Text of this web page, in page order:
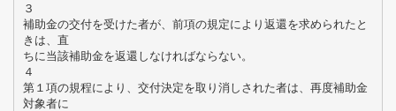
３
補助金の交付を受けた者が、前項の規定により返還を求められたと
きは、直
ちに当該補助金を返還しなければならない。
４
第１項の規程により、交付決定を取り消しされた者は、再度補助金
対象者に